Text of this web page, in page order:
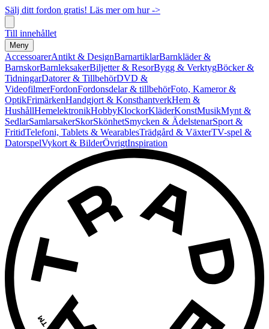
Sälj ditt fordon gratis! Läs mer om hur ->
Till innehållet
Meny
AccessoarerAntikt & DesignBarnartiklarBarnkläder &
BarnskorBarnleksakerBiljetter & ResorBygg & VerktygBöcker &
TidningarDatorer & TillbehörDVD &
VideofilmerFordonFordonsdelar & tillbehörFoto, Kameror &
OptikFrimärkenHandgjort & KonsthantverkHem &
HushållHemelektronikHobbyKlockorKläderKonstMusikMynt &
SedlarSamlarsakerSkorSkönhetSmycken & ÄdelstenarSport &
FritidTelefoni, Tablets & WearablesTrädgård & VäxterTV-spel &
DatorspelVykort & BilderÖvrigtInspiration